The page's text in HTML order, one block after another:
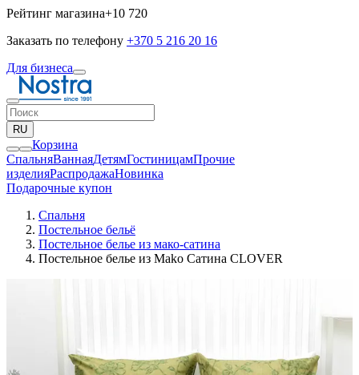
Рейтинг магазина+10 720
Заказать по телефону +370 5 216 20 16
Для бизнеса
RU
Корзина
СпальняВаннаяДетямГостиницамПрочие
изделияPаспродажаНовинка
Подарочные купон
Спальня
Постельное бельё
Постельное белье из мако-сатина
Постельное белье из Mako Сатина CLOVER